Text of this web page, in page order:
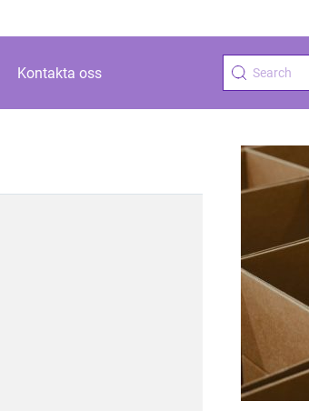
Kontakta oss